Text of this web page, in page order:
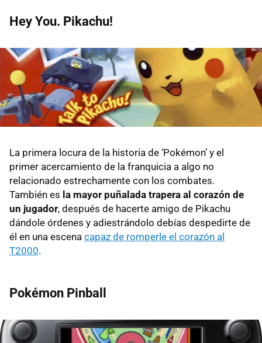
Hey You. Pikachu!
La primera locura de la historia de ‘Pokémon’ y el
primer acercamiento de la franquicia a algo no
relacionado estrechamente con los combates.
También es la mayor puñalada trapera al corazón de
un jugador, después de hacerte amigo de Pikachu
dándole órdenes y adiestrándolo debías despedirte de
él en una escena capaz de romperle el corazón al
T2000.
Pokémon Pinball